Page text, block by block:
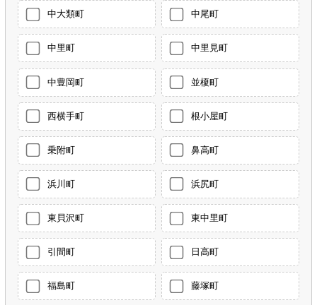
中大類町 中尾町
中里町 中里見町
中豊岡町 並榎町
西横手町 根小屋町
乗附町 鼻高町
浜川町 浜尻町
東貝沢町 東中里町
引間町 日高町
福島町 藤塚町